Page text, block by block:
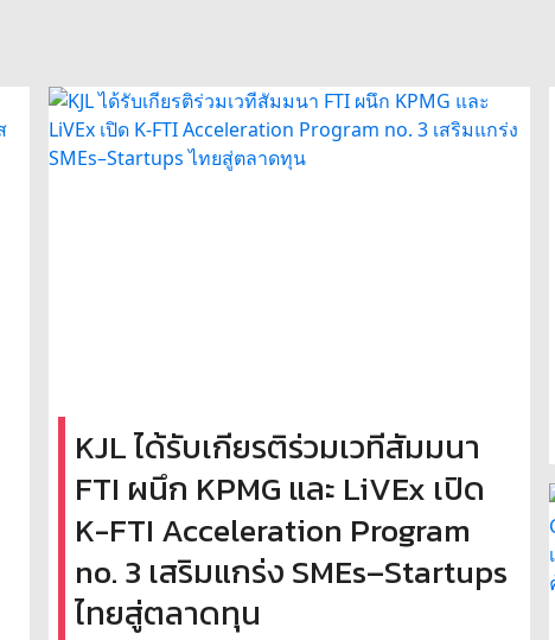
KJL ได้รับเกียรติร่วมเวทีสัมมนา
FTI ผนึก KPMG และ LiVEx เปิด
K-FTI Acceleration Program
no. 3 เสริมแกร่ง SMEs–Startups
ไทยสู่ตลาดทุน